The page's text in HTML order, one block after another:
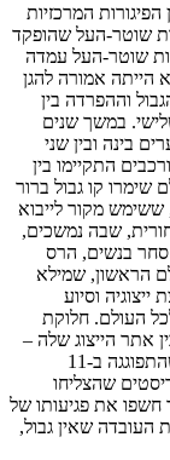
המרכזיות
שוטר-העל שהופקד
שוטר-העל עמדה
הייתה אמורה להגן
וההפרדה בין
במשך שנים
בינה ובין שני
התקיימו בין
שימרו קו גבול ברור
מקור לייבוא
שבה נמשכים,
סחר בנשים, הרס
הראשון, שמילא
וסיוע
העולם. חלוקת
אתר הייצוג שלה –
העולם הראשון – תרמה לביסוס תחושת הביטחון שהתפוגגה ב-11
שהצליחו
חשפו את פגיעותו של
העובדה שאין גבול,